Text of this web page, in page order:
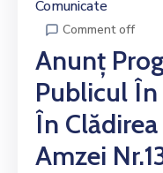
Comunicate
Comment off
Anunț
Publicul
În
Amzei